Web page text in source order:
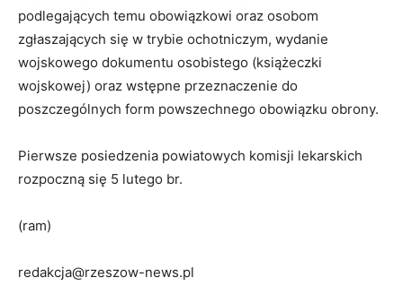
podlegających temu obowiązkowi oraz osobom
zgłaszających się w trybie ochotniczym, wydanie
wojskowego dokumentu osobistego (książeczki
wojskowej) oraz wstępne przeznaczenie do
poszczególnych form powszechnego obowiązku obrony.
Pierwsze posiedzenia powiatowych komisji lekarskich
rozpoczną się 5 lutego br.
(ram)
redakcja@rzeszow-news.pl